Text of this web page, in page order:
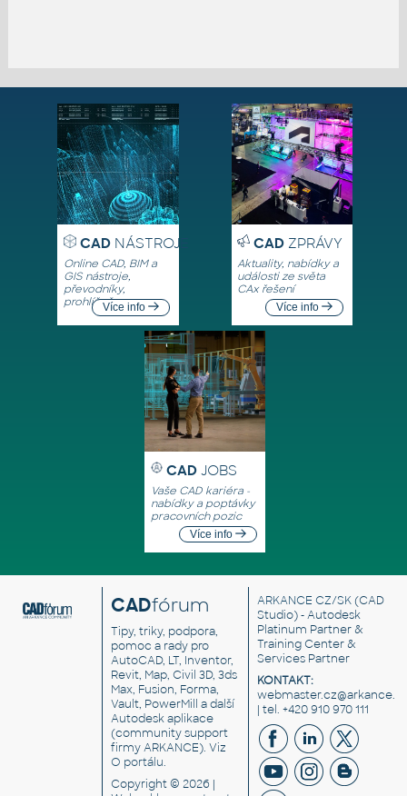
CADNÁSTROJE
Online CAD, BIM a
GIS nástroje,
převodníky,
prohlížečeVíce info
CADZPRÁVY
Aktuality, nabídky a
události ze světa
CAx řešení
Více info
CAD JOBS
Vaše CAD kariéra -
nabídky a poptávky
pracovních pozic
Více info
CADfórum
Tipy, triky, podpora,
pomoc a rady pro
AutoCAD, LT, Inventor,
Revit, Map, Civil 3D, 3ds
Max, Fusion, Forma,
Vault, PowerMill a další
Autodesk aplikace
(community support
firmy ARKANCE). Viz
O portálu.
Copyright © 2026 |
ARKANCE CZ/SK(CAD
Studio) - Autodesk
Platinum Partner &
Training Center &
Services Partner
KONTAKT:
| tel. +420 910 970 111